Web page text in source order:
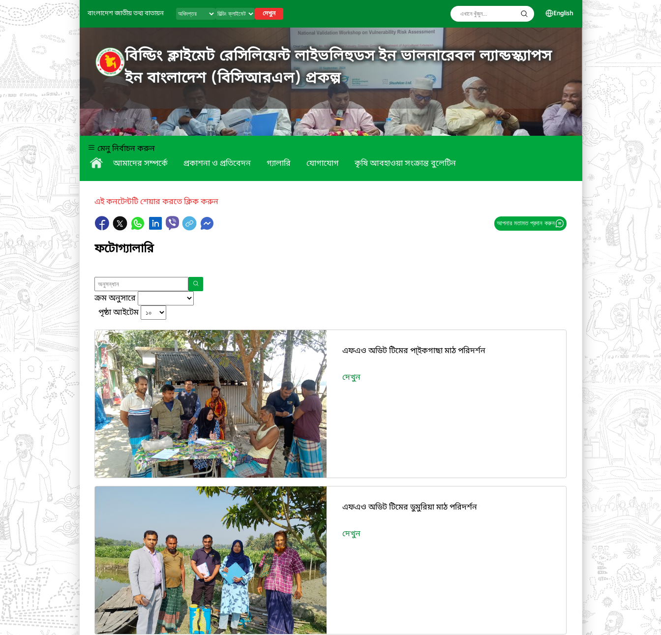
বাংলাদেশ জাতীয় তথ্য বাতায়ন দেখুন English
বিল্ডিং ক্লাইমেট রেসিলিয়েন্ট লাইভলিহুডস ইন ভালনারেবল ল্যান্ডস্ক্যাপস
ইন বাংলাদেশ (বিসিআরএল) প্রকল্প
মেনু নির্বাচন করুন
আমাদের সম্পর্কে
প্রকাশনা ও প্রতিবেদন গ্যালারি যোগাযোগ কৃষি আবহাওয়া সংক্রান্ত বুলেটিন
এই কনটেন্টটি শেয়ার করতে ক্লিক করুন
আপনার মতামত প্রদান করুন
ফটোগ্যালারি
ক্রম অনুসারে
পৃষ্ঠা আইটেম
এফএও অডিট টিমের পা্ইকগাছা মাঠ পরিদর্শন
দেখুন
এফএও অডিট টিমের ডুমুরিয়া মাঠ পরিদর্শন
দেখুন